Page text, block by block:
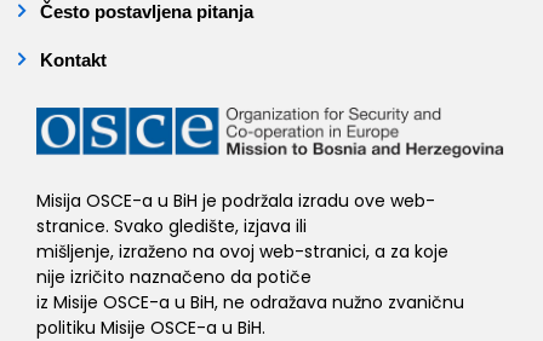
Često postavljena pitanja
Kontakt
Misija OSCE-a u BiH je podržala izradu ove web-
stranice. Svako gledište, izjava ili
mišljenje, izraženo na ovoj web-stranici, a za koje
nije izričito naznačeno da potiče
iz Misije OSCE-a u BiH, ne odražava nužno zvaničnu
politiku Misije OSCE-a u BiH.